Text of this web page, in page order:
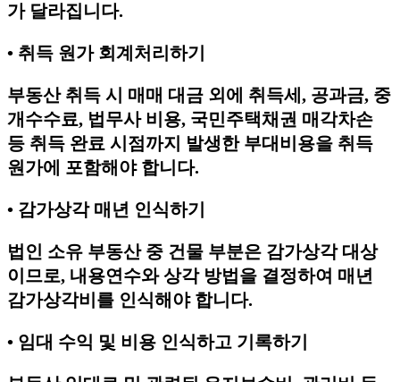
가 달라집니다.
• 취득 원가 회계처리하기
부동산 취득 시 매매 대금 외에 취득세, 공과금, 중
개수수료, 법무사 비용, 국민주택채권 매각차손
등 취득 완료 시점까지 발생한 부대비용을 취득
원가에 포함해야 합니다.
• 감가상각 매년 인식하기
법인 소유 부동산 중 건물 부분은 감가상각 대상
이므로, 내용연수와 상각 방법을 결정하여 매년
감가상각비를 인식해야 합니다.
• 임대 수익 및 비용 인식하고 기록하기